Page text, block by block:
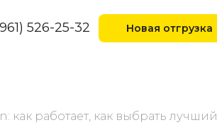
Новая отгрузка
526-25-32
работает, как выбрать лучший